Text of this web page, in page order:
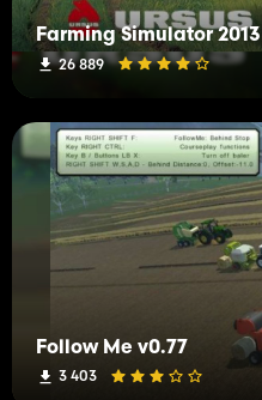
Farming Simulator
26 889
Follow Me v0.77
3 403